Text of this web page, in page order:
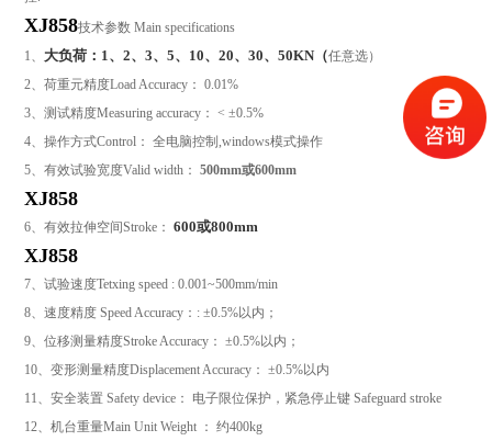
XJ858技术参数 Main specifications
1、大负荷：1、2、3、5、10、20、30、50KN（任意选）
2、荷重元精度Load Accuracy ： 0.01%
3、测试精度Measuring accuracy ： < ±0.5%
4、操作方式Control ： 全电脑控制,windows模式操作
5、有效试验宽度Valid width ：500mm或600mm
XJ858
6、有效拉伸空间Stroke ：600或800mm
XJ858
7、试验速度Tetxing speed : 0.001~500mm/min
8、速度精度 Speed Accuracy ： : ±0.5%以内；
9、位移测量精度Stroke Accuracy ： ±0.5%以内；
10、变形测量精度Displacement Accuracy ： ±0.5%以内
11、安全装置 Safety device ： 电子限位保护，紧急停止键 Safeguard stroke
12、机台重量Main Unit Weight ： 约400kg